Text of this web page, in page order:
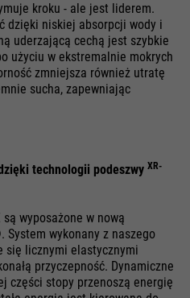
kroku - ale jest liderem.
dzięki niskiej absorpcji wody i
uderzającą cechą jest szybkie
użyciu w ekstremalnie mokrych
zmniejsza również utratę
sucha, zapewniając
technologii podeszwy XR-
wyposażone w nową
System wykonany z naszego
się licznymi elastycznymi
przyczepność. Dynamiczne
części stopy przenoszą energię